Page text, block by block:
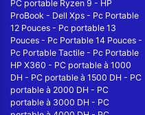
PC portable Ryzen 9 - HP
ProBook - Dell Xps - Pc Portable
12 Pouces - Pc portable 13
Pouces - Pc Portable 14 Pouces -
Pc Portable Tactile - Pc Portable
HP X360 - PC portable à 1000
DH - PC portable à 1500 DH - PC
portable à 2000 DH - PC
portable à 3000 DH - PC